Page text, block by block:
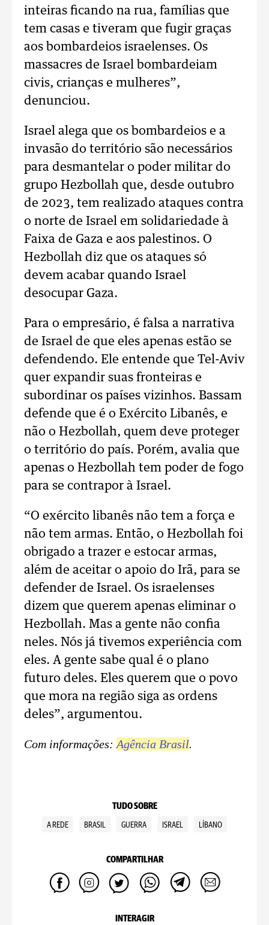
inteiras ficando na rua, famílias que
tem casas e tiveram que fugir graças
aos bombardeios israelenses. Os
massacres de Israel bombardeiam
civis, crianças e mulheres”,
denunciou.
Israel alega que os bombardeios e a
invasão do território são necessários
para desmantelar o poder militar do
grupo Hezbollah que, desde outubro
de 2023, tem realizado ataques contra
o norte de Israel em solidariedade à
Faixa de Gaza e aos palestinos. O
Hezbollah diz que os ataques só
devem acabar quando Israel
desocupar Gaza.
Para o empresário, é falsa a narrativa
de Israel de que eles apenas estão se
defendendo. Ele entende que Tel-Aviv
quer expandir suas fronteiras e
subordinar os países vizinhos. Bassam
defende que é o Exército Libanês, e
não o Hezbollah, quem deve proteger
o território do país. Porém, avalia que
apenas o Hezbollah tem poder de fogo
para se contrapor à Israel.
“O exército libanês não tem a força e
não tem armas. Então, o Hezbollah foi
obrigado a trazer e estocar armas,
além de aceitar o apoio do Irã, para se
defender de Israel. Os israelenses
dizem que querem apenas eliminar o
Hezbollah. Mas a gente não confia
neles. Nós já tivemos experiência com
eles. A gente sabe qual é o plano
futuro deles. Eles querem que o povo
que mora na região siga as ordens
deles”, argumentou.
Com informações: Agência Brasil.
TUDO SOBRE
A REDE BRASIL GUERRA ISRAEL LÍBANO
COMPARTILHAR
INTERAGIR